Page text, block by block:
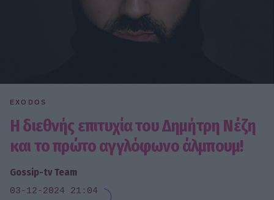
EXODOS
Η διεθνής επιτυχία του Δημήτρη Νέζη
και το πρώτο αγγλόφωνο άλμπουμ!
Gossip-tv Team
03-12-2024 21:04